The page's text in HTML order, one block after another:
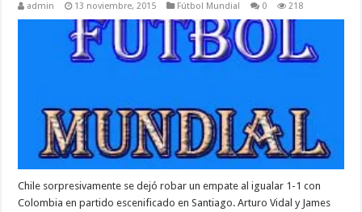
admin 13 noviembre, 2015 Fútbol Mundial 0 218
Chile sorpresivamente se dejó robar un empate al igualar 1-1 con
Colombia en partido escenificado en Santiago. Arturo Vidal y James